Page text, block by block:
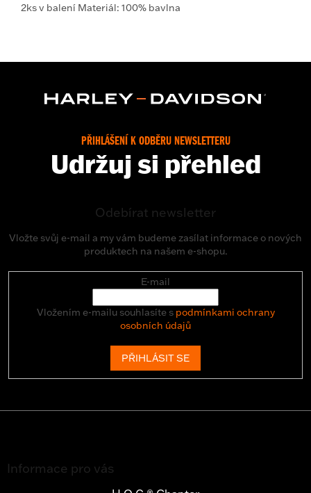
2ks v balení Materiál: 100% bavlna
PŘIHLÁŠENÍ K ODBĚRU NEWSLETTERU
Udržuj si přehled
Odebírat newsletter
Vložte svůj e-mail a my vám budeme zasílat informace o nových
produktech na našem e-shopu.
E-mail
Vložením e-mailu souhlasíte s podmínkami ochrany
osobních údajů
PŘIHLÁSIT SE
Informace pro vás